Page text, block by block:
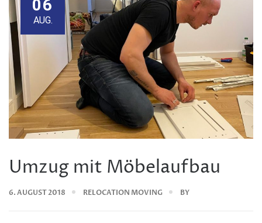
06
AUG.
Umzug mit Möbelaufbau
6. AUGUST 2018 RELOCATION MOVING BY